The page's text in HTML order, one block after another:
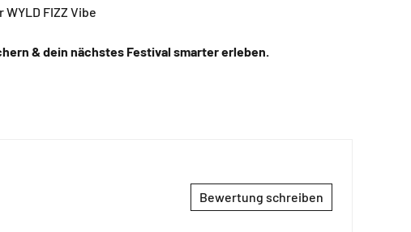
FIZZ Vibe
& dein nächstes Festival smarter erleben.
Bewertung schreiben